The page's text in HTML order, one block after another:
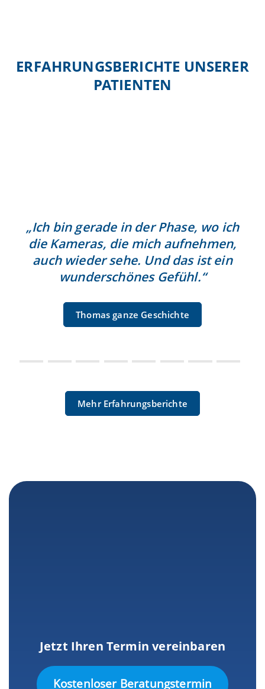
ERFAHRUNGSBERICHTE UNSERER
PATIENTEN
„Ich bin gerade in der Phase, wo ich
die Kameras, die mich aufnehmen,
auch wieder sehe. Und das ist ein
wunderschönes Gefühl.“
Thomas ganze Geschichte
Mehr Erfahrungsberichte
Jetzt Ihren Termin vereinbaren
Kostenloser Beratungstermin